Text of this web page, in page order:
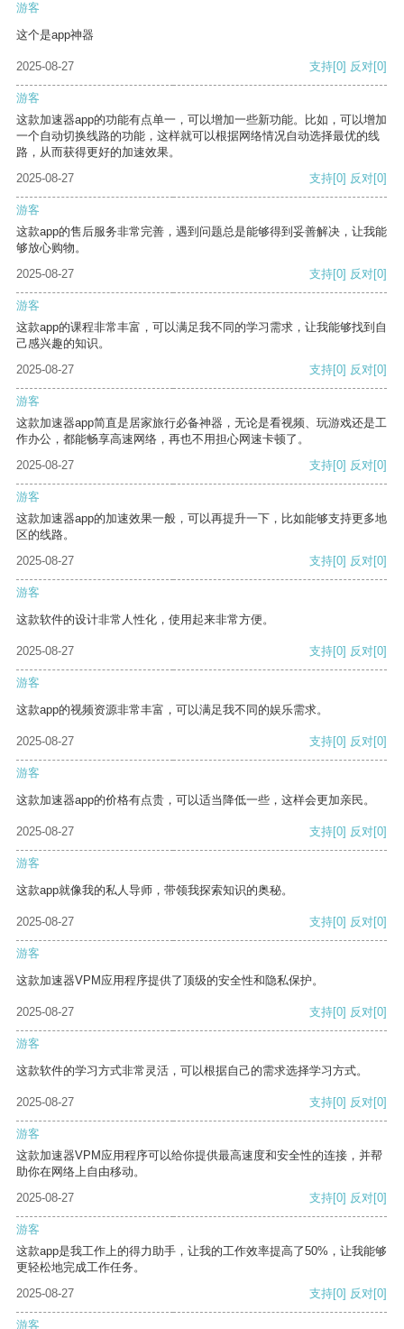
游客
这个是app神器
2025-08-27 支持[0] 反对[0]
游客
这款加速器app的功能有点单一，可以增加一些新功能。比如，可以增加
一个自动切换线路的功能，这样就可以根据网络情况自动选择最优的线
路，从而获得更好的加速效果。
2025-08-27
支持[0] 反对[0]
游客
这款app的售后服务非常完善，遇到问题总是能够得到妥善解决，让我能
够放心购物。
2025-08-27
支持[0] 反对[0]
游客
这款app的课程非常丰富，可以满足我不同的学习需求，让我能够找到自
己感兴趣的知识。
2025-08-27
支持[0] 反对[0]
游客
这款加速器app简直是居家旅行必备神器，无论是看视频、玩游戏还是工
作办公，都能畅享高速网络，再也不用担心网速卡顿了。
2025-08-27
支持[0] 反对[0]
游客
这款加速器app的加速效果一般，可以再提升一下，比如能够支持更多地
区的线路。
2025-08-27
支持[0] 反对[0]
游客
这款软件的设计非常人性化，使用起来非常方便。
2025-08-27 支持[0] 反对[0]
游客
这款app的视频资源非常丰富，可以满足我不同的娱乐需求。
2025-08-27 支持[0] 反对[0]
游客
这款加速器app的价格有点贵，可以适当降低一些，这样会更加亲民。
2025-08-27 支持[0] 反对[0]
游客
这款app就像我的私人导师，带领我探索知识的奥秘。
2025-08-27 支持[0] 反对[0]
游客
这款加速器VPM应用程序提供了顶级的安全性和隐私保护。
2025-08-27 支持[0] 反对[0]
游客
这款软件的学习方式非常灵活，可以根据自己的需求选择学习方式。
2025-08-27 支持[0] 反对[0]
游客
这款加速器VPM应用程序可以给你提供最高速度和安全性的连接，并帮
助你在网络上自由移动。
2025-08-27
支持[0] 反对[0]
游客
这款app是我工作上的得力助手，让我的工作效率提高了50%，让我能够
更轻松地完成工作任务。
2025-08-27
支持[0] 反对[0]
游客